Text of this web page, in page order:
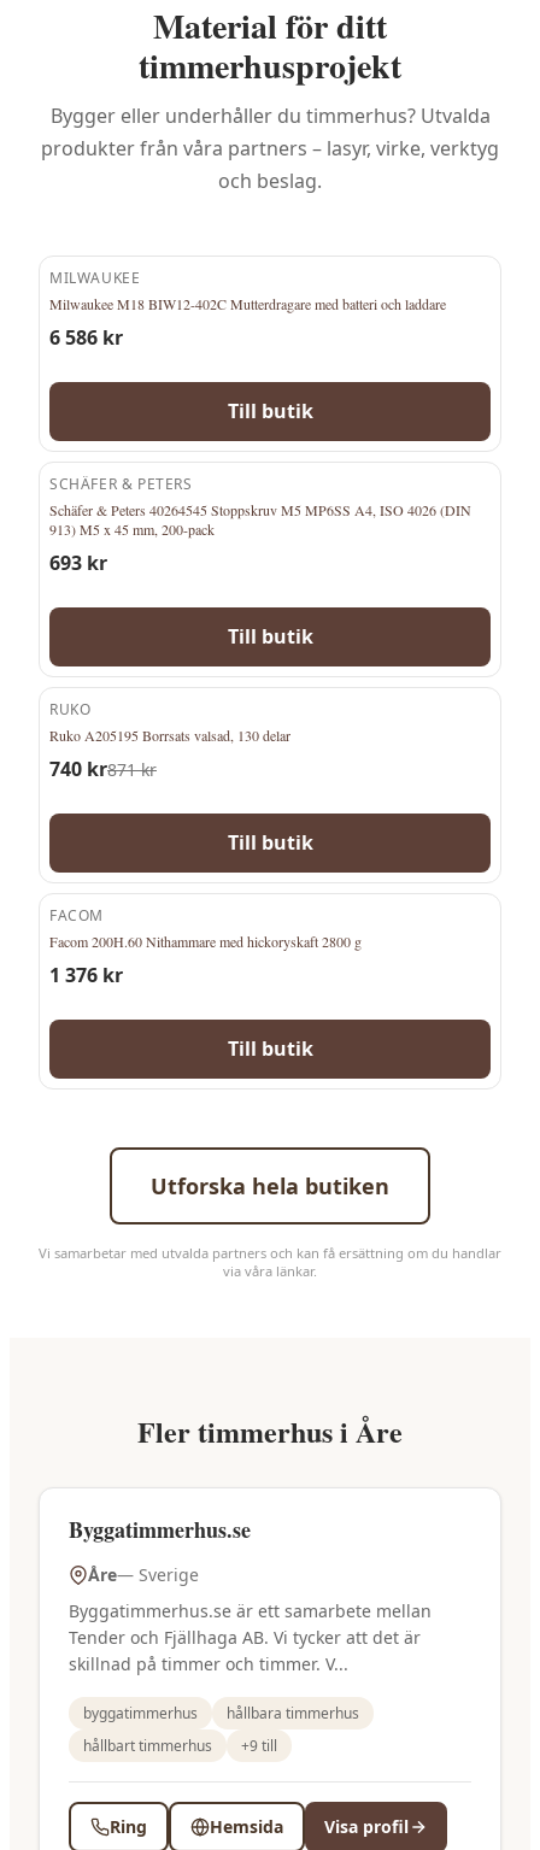
Material för ditt
timmerhusprojekt
Bygger eller underhåller du timmerhus? Utvalda
produkter från våra partners – lasyr, virke, verktyg
och beslag.
MILWAUKEE
Milwaukee M18 BIW12-402C Mutterdragare med batteri och laddare
6 586 kr
Till butik
SCHÄFER & PETERS
Schäfer & Peters 40264545 Stoppskruv M5 MP6SS A4, ISO 4026 (DIN
913) M5 x 45 mm, 200-pack
693 kr
Till butik
-15%
RUKO
Ruko A205195 Borrsats valsad, 130 delar
740 kr871kr
Till butik
FACOM
Facom 200H.60 Nithammare med hickoryskaft 2800 g
1 376 kr
Till butik
Utforska hela butiken
Vi samarbetar med utvalda partners och kan få ersättning om du handlar
via våra länkar.
Flertimmerhusi Åre
Byggatimmerhus.se
Åre— Sverige
Byggatimmerhus.se är ett samarbete mellan
Tender och Fjällhaga AB. Vi tycker att det är
skillnad på timmer och timmer. V...
byggatimmerhus
hållbara timmerhus
hållbart timmerhus
+9till
Ring Hemsida Visa profil